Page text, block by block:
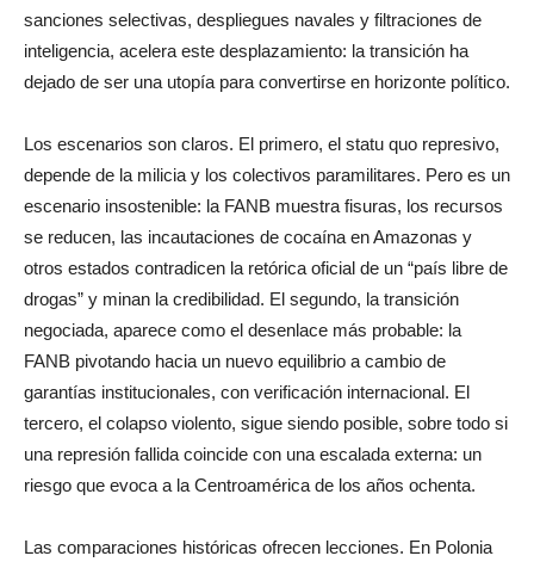
sanciones selectivas, despliegues navales y filtraciones de
inteligencia, acelera este desplazamiento: la transición ha
dejado de ser una utopía para convertirse en horizonte político.
Los escenarios son claros. El primero, el statu quo represivo,
depende de la milicia y los colectivos paramilitares. Pero es un
escenario insostenible: la FANB muestra fisuras, los recursos
se reducen, las incautaciones de cocaína en Amazonas y
otros estados contradicen la retórica oficial de un “país libre de
drogas” y minan la credibilidad. El segundo, la transición
negociada, aparece como el desenlace más probable: la
FANB pivotando hacia un nuevo equilibrio a cambio de
garantías institucionales, con verificación internacional. El
tercero, el colapso violento, sigue siendo posible, sobre todo si
una represión fallida coincide con una escalada externa: un
riesgo que evoca a la Centroamérica de los años ochenta.
Las comparaciones históricas ofrecen lecciones. En Polonia